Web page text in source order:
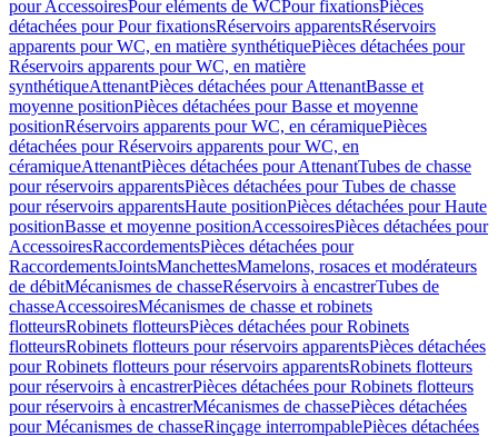
pour AccessoiresPour eléments de WCPour fixationsPièces
détachées pour Pour fixationsRéservoirs apparentsRéservoirs
apparents pour WC, en matière synthétiquePièces détachées pour
Réservoirs apparents pour WC, en matière
synthétiqueAttenantPièces détachées pour AttenantBasse et
moyenne positionPièces détachées pour Basse et moyenne
positionRéservoirs apparents pour WC, en céramiquePièces
détachées pour Réservoirs apparents pour WC, en
céramiqueAttenantPièces détachées pour AttenantTubes de chasse
pour réservoirs apparentsPièces détachées pour Tubes de chasse
pour réservoirs apparentsHaute positionPièces détachées pour Haute
positionBasse et moyenne positionAccessoiresPièces détachées pour
AccessoiresRaccordementsPièces détachées pour
RaccordementsJointsManchettesMamelons, rosaces et modérateurs
de débitMécanismes de chasseRéservoirs à encastrerTubes de
chasseAccessoiresMécanismes de chasse et robinets
flotteursRobinets flotteursPièces détachées pour Robinets
flotteursRobinets flotteurs pour réservoirs apparentsPièces détachées
pour Robinets flotteurs pour réservoirs apparentsRobinets flotteurs
pour réservoirs à encastrerPièces détachées pour Robinets flotteurs
pour réservoirs à encastrerMécanismes de chassePièces détachées
pour Mécanismes de chasseRinçage interrompablePièces détachées